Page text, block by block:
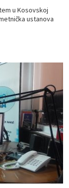
u Kosovskoj
ustanova